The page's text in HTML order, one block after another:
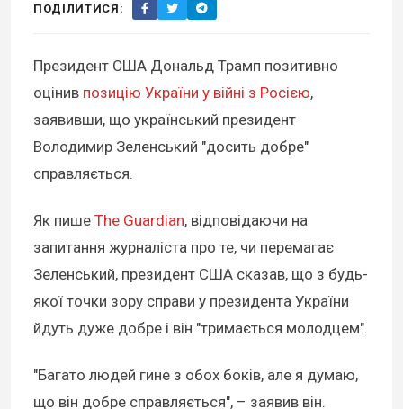
ПОДІЛИТИСЯ:
Президент США Дональд Трамп позитивно
оцінив позицію України у війні з Росією,
заявивши, що український президент
Володимир Зеленський "досить добре"
справляється.
Як пише The Guardian, відповідаючи на
запитання журналіста про те, чи перемагає
Зеленський, президент США сказав, що з будь-
якої точки зору справи у президента України
йдуть дуже добре і він "тримається молодцем".
"Багато людей гине з обох боків, але я думаю,
що він добре справляється", – заявив він.